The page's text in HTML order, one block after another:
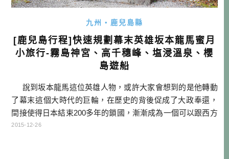
九州・鹿兒島縣
[鹿兒島行程]快速規劃幕末英雄坂本龍馬蜜月
小旅行-霧島神宮、高千穗峰、塩浸溫泉、櫻
島遊船
說到坂本龍馬這位英雄人物，或許大家會想到的是他轉動
了幕末這個大時代的巨輪，在歷史的背後促成了大政奉還，
間接使得日本結束200多年的鎖國，漸漸成為一個可以跟西方
國家匹敵的近代化國家。不過我們今天要講的不是他的英雄
2015-12-26